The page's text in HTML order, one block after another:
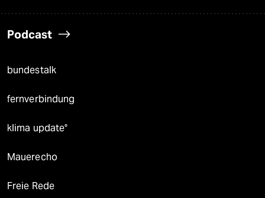
Podcast
bundestalk
fernverbindung
klima update°
Mauerecho
Freie Rede